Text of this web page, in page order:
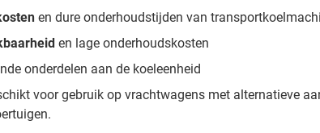
en dure onderhoudstijden van
en lage onderhoudskosten
onderdelen aan de koeleenheid
voor gebruik op vrachtwagens met alternatieve